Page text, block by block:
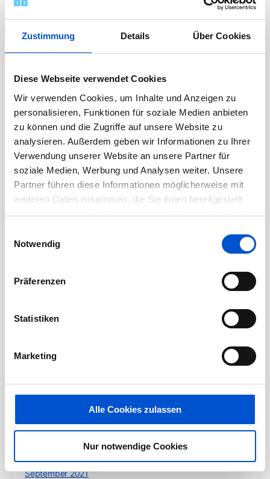
Zustimmung Details Über Cookies
Diese Webseite verwendet Cookies
Wir verwenden Cookies, um Inhalte und Anzeigen zu
personalisieren, Funktionen für soziale Medien anbieten
zu können und die Zugriffe auf unsere Website zu
analysieren. Außerdem geben wir Informationen zu Ihrer
Verwendung unserer Website an unsere Partner für
soziale Medien, Werbung und Analysen weiter. Unsere
Partner führen diese Informationen möglicherweise mit
weiteren Daten zusammen, die Sie ihnen bereitgestellt
haben oder die sie im Rahmen Ihrer Nutzung der Dienste
Notwendig
Präferenzen
Statistiken
Marketing
Alle Cookies zulassen
Nur notwendige Cookies
Oktober 2023
August 2023
Juni 2023
Mai 2023
April 2023
März 2023
Februar 2023
Januar 2023
September 2022
Juli 2022
Mai 2022
März 2022
September 2021